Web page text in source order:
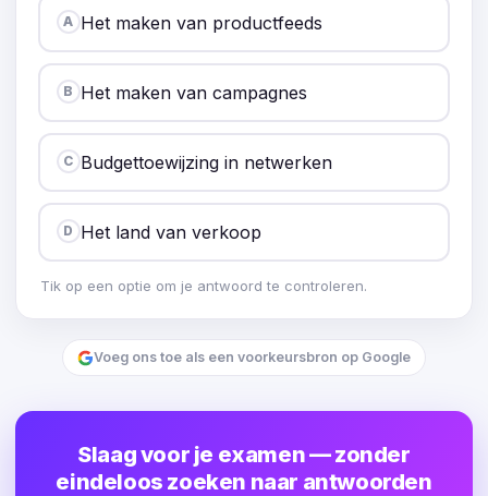
A Het maken van productfeeds
B Het maken van campagnes
C Budgettoewijzing in netwerken
D Het land van verkoop
Tik op een optie om je antwoord te controleren.
Voeg ons toe als een voorkeursbron op Google
Slaag voor je examen — zonder
eindeloos zoeken naar antwoorden